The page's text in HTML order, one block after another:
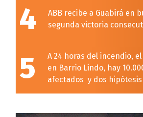
4
ABB recibe a Guabirá en
segunda victoria
5
A 24 horas del incendio,
en Barrio Lindo, hay
afectados y dos hipótesis